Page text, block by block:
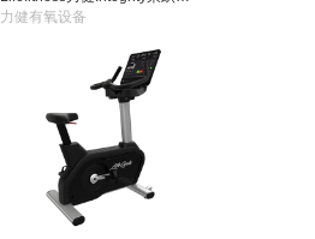
力健有氧设备